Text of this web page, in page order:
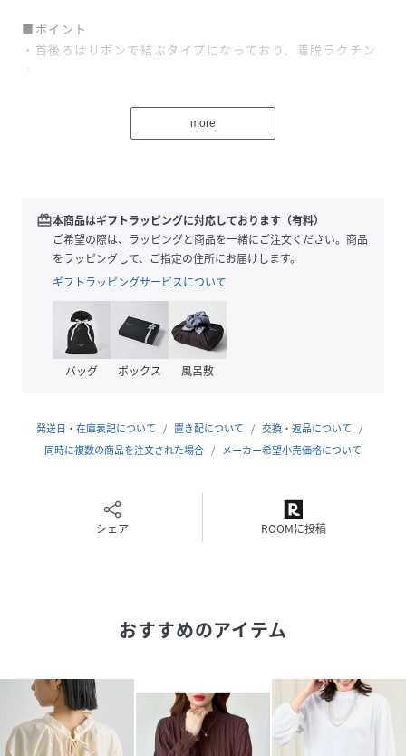
■ポイント
・首後ろはリボンで結ぶタイプになっており、着脱ラクチン
・着ていて首元が苦しい…という心配や屈んだ時にインナー
・長すぎない着丈と主張しすぎないデザイン性で合わせるア
イテムや系統問わず合わせやすいブラウス
・バンドカラーシャツ・ロマンティックトップスとしても◎
ややハリ感のある生地で【シワにもなりにくく】毎日気負わ
ず着られるのでオフィスカジュアルにもオススメ◎
■コーディネート
・フレアー・ナローシルエットスカートとのウエストインス
アルダウンしても◎
・ジャンパースカートのインナーに合わせても、今っぽい着
※モデル着用写真は外光の強い元で撮影しているので実際の
色よりも明るく写っております。
※掲載画像につきましては、撮影環境やお客様の閲覧されま
more
redeem本商品はギフトラッピングに対応しております（有料）
ご希望の際は、ラッピングと商品を一緒にご注文ください。商品
をラッピングして、ご指定の住所にお届けします。
ギフトラッピングサービスについて
バッグ ボックス 風呂敷
発送日・在庫表記について 置き配について
交換・返品について
同時に複数の商品を注文された場合
メーカー希望小売価格について
シェア ROOMに投稿
おすすめのアイテム